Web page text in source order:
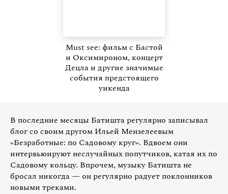
Must see: фильм с Бастой
и Оксимироном, концерт
Децла и другие значимые
события предстоящего
уикенда
В последние месяцы Батишта регулярно записывал
блог со своим другом Ильей Мензелеевым
«Безработные: по Садовому круг». Вдвоем они
интервьюируют неслучайных попутчиков, катая их по
Садовому кольцу. Впрочем, музыку Батишта не
бросал никогда — он регулярно радует поклонников
новыми треками.